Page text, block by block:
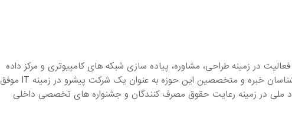
شرکت تیام شبکه، از سال 1373 فعالیت در زمینه طراحی، مشاوره، پیاده سازی شبکه های کامپیوتری و مرکز داده
آغاز نموده است و با همت کارشناسان خبره و متخصصین این حوزه به عنوان یک شرکت پیشرو در زمینه IT موفق
ملی در زمینه رعایت حقوق مصرف کنندگان و جشنواره های تخصصی داخلی